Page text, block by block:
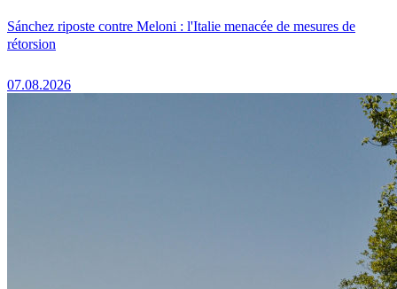
Sánchez riposte contre Meloni : l'Italie menacée de mesures de
rétorsion
07.08.2026